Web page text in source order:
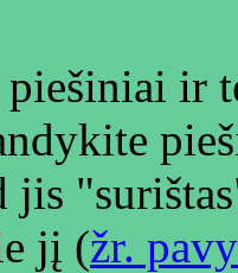
ir
jis
jį (žr.